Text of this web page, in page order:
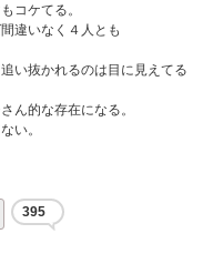
コケてる。
違いなく４人とも
い抜かれるのは目に見えてる
ん的な存在になる。
い。
395